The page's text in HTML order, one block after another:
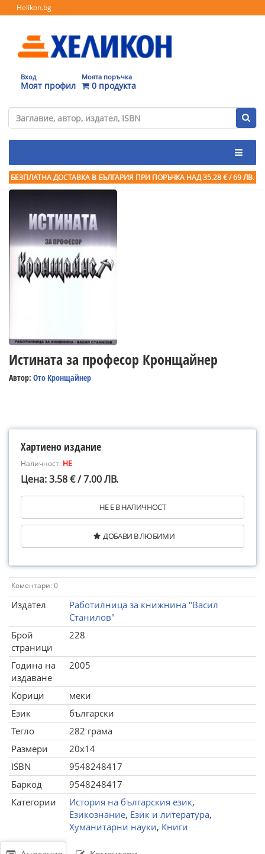
Helikon.bg
Вход
Моят профил
Моята поръчка
0 продукта
БЕЗПЛАТНА ДОСТАВКА В БЪЛГАРИЯ ПРИ ПОРЪЧКА НАД 35.28 € / 69 ЛВ.
Истината за професор Кронщайнер
Автор: Ото Кронщайнер
Хартиено издание
Наличност: НЕ
Цена: 3.58 € / 7.00 ЛВ.
НЕ Е В НАЛИЧНОСТ
ДОБАВИ В ЛЮБИМИ
Коментари: 0
Издател
Работилница за книжнина "Васил
Станилов"
Брой
страници
228
Година на
издаване
2005
Корици
меки
Език
български
Тегло
282 грама
Размери
20x14
ISBN
9548248417
Баркод
9548248417
Категории
История на българския език,
Езикознание, Език и литература,
Хуманитарни науки, Книги